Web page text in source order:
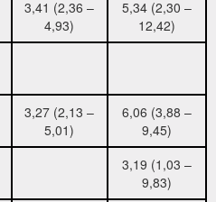
3,41 (2,36 –
4,93)
5,34 (2,30 –
12,42)
3,27 (2,13 –
5,01)
6,06 (3,88 –
9,45)
3,19 (1,03 –
9,83)